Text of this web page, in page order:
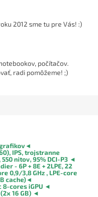
2012 sme tu pre Vás! :)
počítačov.
radi pomôžeme! ;)
◄
IPS, trojstranne
nitov, 95% DCI-P3 ◄
- 6P + 8E + 2LPE, 22
0,9/3,8 GHz , LPE-core
cache)◄
cores iGPU ◄
16 GB) ◄